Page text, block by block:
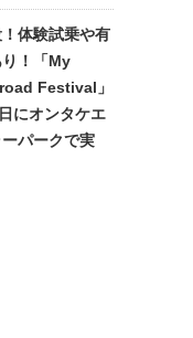
体験試乗や有
！「My
Festival」
にオンタケエ
パークで実